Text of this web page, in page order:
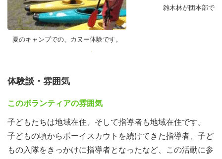
夏のキャンプでの、カヌー体験です。
雑木林が団本部です
体験談・雰囲気
このボランティアの雰囲気
子どもたちは地域在住、そして指導者も地域在住です。
子どもの頃からボーイスカウトを続けてきた指導者、子ど
もの入隊をきっかけに指導者となったなど、この活動に参